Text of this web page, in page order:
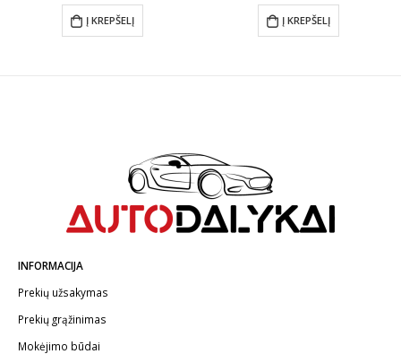
Į KREPŠELĮ Į KREPŠELĮ
INFORMACIJA
Prekių užsakymas
Prekių grąžinimas
Mokėjimo būdai